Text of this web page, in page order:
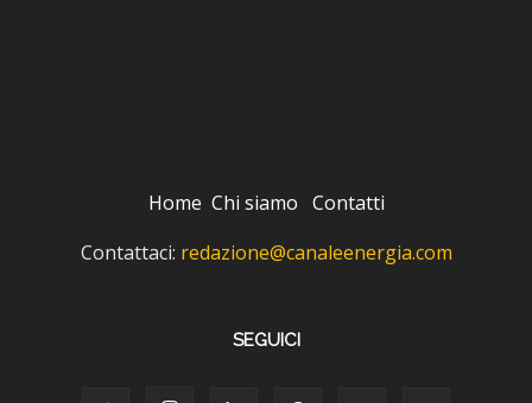
Home Chi siamo Contatti
Contattaci: redazione@canaleenergia.com
SEGUICI